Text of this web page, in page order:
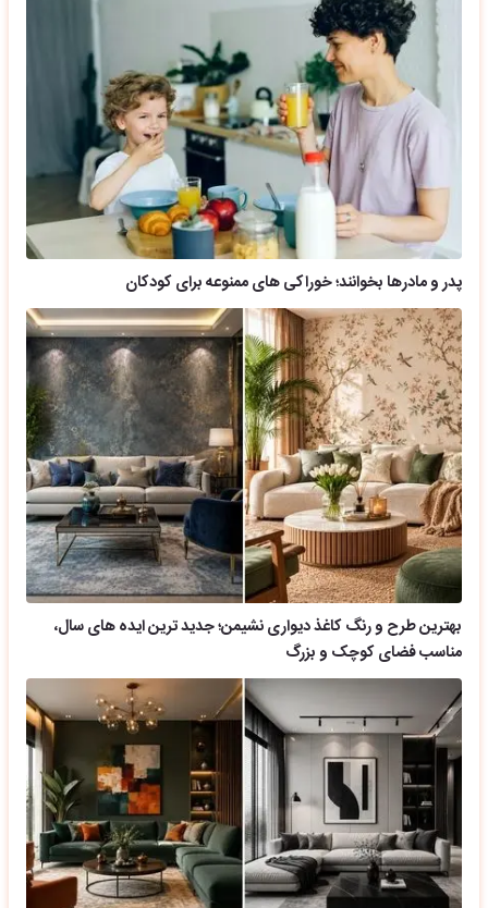
پدر و مادرها بخوانند؛ خوراکی های ممنوعه برای کودکان
بهترین طرح و رنگ کاغذ دیواری نشیمن؛ جدید ترین ایده های سال،
مناسب فضای کوچک و بزرگ